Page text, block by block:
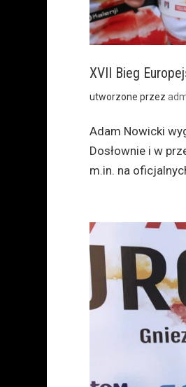
XVII Bieg
utworzone przez
Adam Nowicki
Dosłownie i w
m.in. na